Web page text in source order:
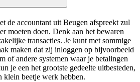
de accountant uit Beugen afspreekt zul
moeten doen. Denk aan het bewaren
transacties. Je kunt met sommige
maken dat zij inloggen op bijvoorbeeld
of andere systemen waar je betalingen
je een het grootste gedeelte uitbesteden,
klein beetje werk hebben.